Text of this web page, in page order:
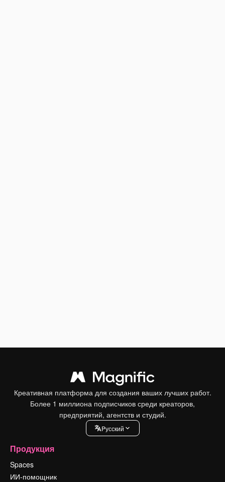
Креативная платформа для создания ваших лучших работ.
Более 1 миллиона подписчиков среди креаторов,
предприятий, агентств и студий.
Pусский
Продукция
Spaces
ИИ-помощник